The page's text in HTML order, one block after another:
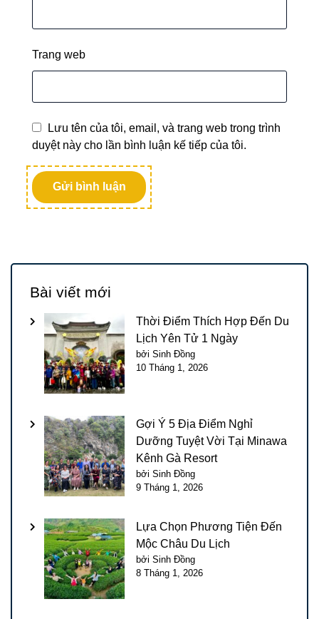
Trang web
Lưu tên của tôi, email, và trang web trong trình
duyệt này cho lần bình luận kế tiếp của tôi.
Bài viết mới
Thời Điểm Thích Hợp Đến Du
Lịch Yên Tử 1 Ngày
bởi Sinh Đồng
10 Tháng 1, 2026
Gợi Ý 5 Địa Điểm Nghỉ
Dưỡng Tuyệt Vời Tại Minawa
Kênh Gà Resort
bởi Sinh Đồng
9 Tháng 1, 2026
Lựa Chọn Phương Tiện Đến
Mộc Châu Du Lịch
bởi Sinh Đồng
8 Tháng 1, 2026